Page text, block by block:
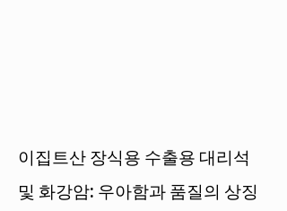
이집트산 장식용 수출용 대리석
및 화강암: 우아함과 품질의 상징